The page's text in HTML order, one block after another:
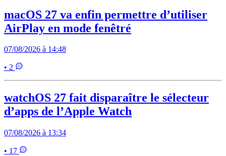
macOS 27 va enfin permettre d’utiliser
AirPlay en mode fenêtré
07/08/2026 à 14:48
• 2
watchOS 27 fait disparaître le sélecteur
d’apps de l’Apple Watch
07/08/2026 à 13:34
• 17